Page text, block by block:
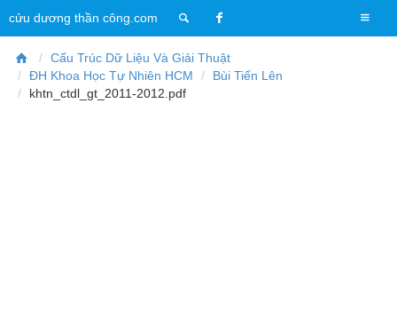
T
o
cửu dương thần công.com
Cấu Trúc Dữ Liệu Và Giải Thuật
ĐH Khoa Học Tự Nhiên HCM
Bùi Tiến Lên
khtn_ctdl_gt_2011-2012.pdf